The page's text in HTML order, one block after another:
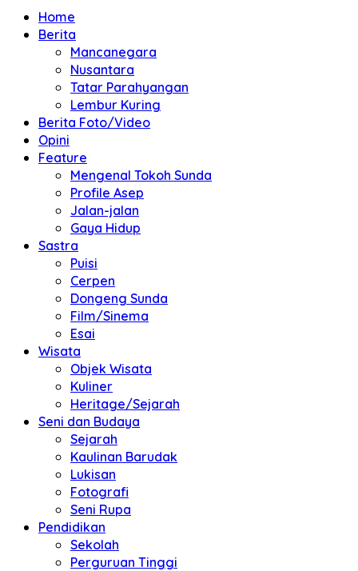
Home
Berita
Mancanegara
Nusantara
Tatar Parahyangan
Lembur Kuring
Berita Foto/Video
Opini
Feature
Mengenal Tokoh Sunda
Profile Asep
Jalan-jalan
Gaya Hidup
Sastra
Puisi
Cerpen
Dongeng Sunda
Film/Sinema
Esai
Wisata
Objek Wisata
Kuliner
Heritage/Sejarah
Seni dan Budaya
Sejarah
Kaulinan Barudak
Lukisan
Fotografi
Seni Rupa
Pendidikan
Sekolah
Perguruan Tinggi